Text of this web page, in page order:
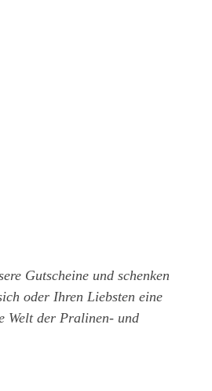
Gutscheine und schenken
oder Ihren Liebsten eine
Welt der Pralinen- und